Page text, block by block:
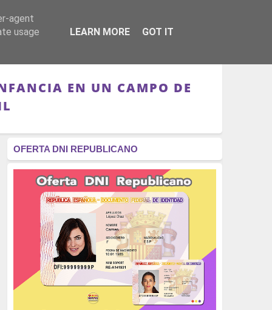
RÉGIMEN - MONARQUÍA
EN UN CAMPO DE
OFERTA DNI REPUBLICANO
agent
usage
LEARN MORE GOT IT